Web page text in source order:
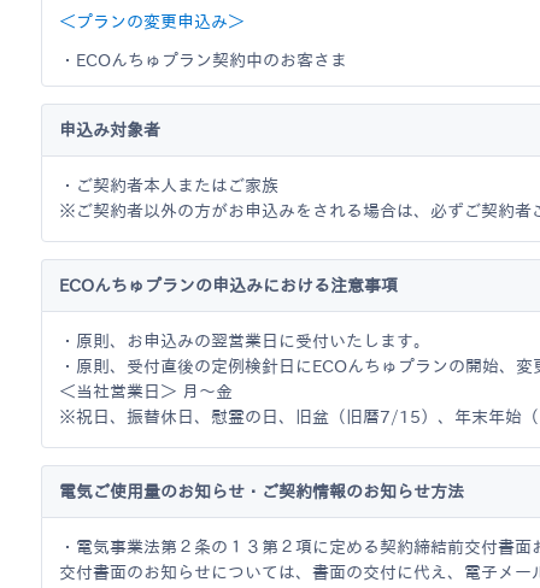
＜プランの変更申込み＞
・ECOんちゅプラン契約中のお客さま
申込み対象者
・ご契約者本人またはご家族
※ご契約者以外の方がお申込みをされる場合は、必ずご契約者
ECOんちゅプランの申込みにおける注意事項
・原則、お申込みの翌営業日に受付いたします。
・原則、受付直後の定例検針日にECOんちゅプランの開始、
＜当社営業日＞ 月～金
※祝日、振替休日、慰霊の日、旧盆（旧暦7/15）、年末年始
電気ご使用量のお知らせ・ご契約情報のお知らせ方法
・電気事業法第２条の１３第２項に定める契約締結前交付書
交付書面のお知らせについては、書面の交付に代え、電子メ